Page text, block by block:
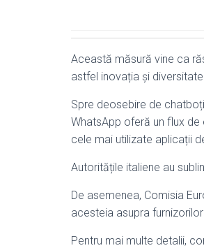
Această măsură vine ca
astfel inovația și
Spre deosebire de
WhatsApp oferă un flux
cele mai utilizate aplicații
Autoritățile italiene au
De asemenea, Comisia
acesteia asupra
Pentru mai multe detalii,